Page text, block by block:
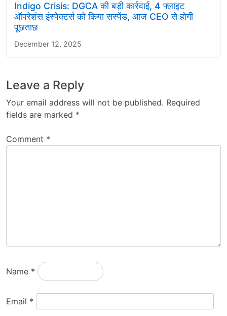
Indigo Crisis: DGCA की बड़ी कार्रवाई, 4 फ्लाइट
ऑपरेशंस इंस्पेक्टर्स को किया सस्पेंड, आज CEO से होगी
पूछताछ
December 12, 2025
Leave a Reply
Your email address will not be published. Required
fields are marked *
Comment *
Name *
Email *